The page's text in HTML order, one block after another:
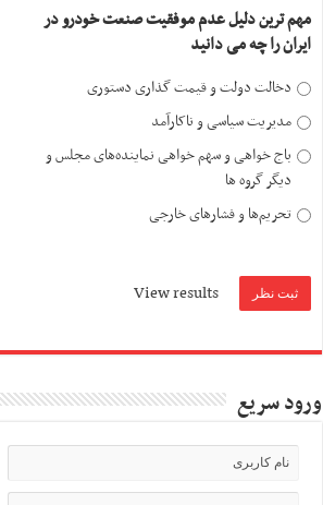
مهم ترین دلیل عدم موفقیت صنعت خودرو در
ایران را چه می دانید
دخالت دولت و قیمت گذاری دستوری
مدیریت سیاسی و ناکارآمد
باج خواهی و سهم خواهی نماینده‌های مجلس و
دیگر گروه ها
تحریم‌ها و فشارهای خارجی
View results
ورود سریع